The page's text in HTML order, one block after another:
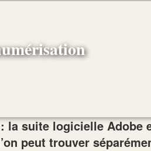
la suite logicielle Adobe
peut trouver